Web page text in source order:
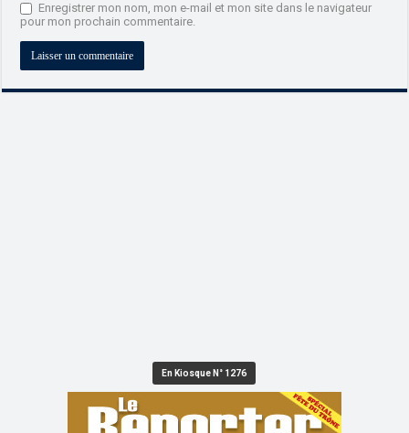
Enregistrer mon nom, mon e-mail et mon site dans le navigateur
pour mon prochain commentaire.
En Kiosque N° 1276